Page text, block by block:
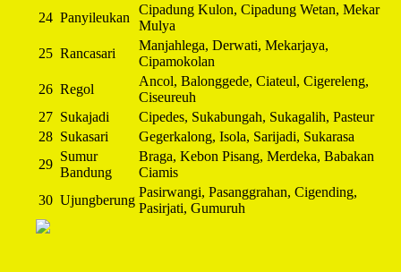
24 Panyileukan
Cipadung Kulon, Cipadung Wetan, Mekar
Mulya
25 Rancasari
Manjahlega, Derwati, Mekarjaya,
Cipamokolan
26 Regol
Ancol, Balonggede, Ciateul, Cigereleng,
Ciseureuh
27 Sukajadi
Cipedes, Sukabungah, Sukagalih, Pasteur
28 Sukasari
Gegerkalong, Isola, Sarijadi, Sukarasa
29
Sumur
Bandung
Braga, Kebon Pisang, Merdeka, Babakan
Ciamis
30 Ujungberung
Pasirwangi, Pasanggrahan, Cigending,
Pasirjati, Gumuruh